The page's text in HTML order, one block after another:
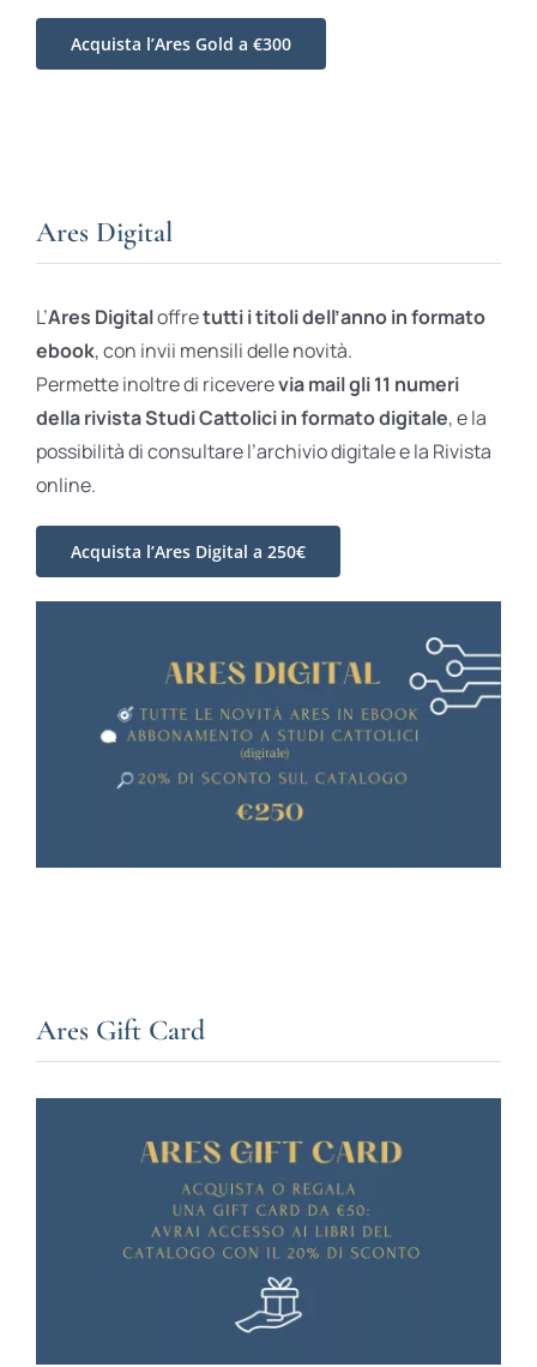
Acquista l’Ares Gold a €300
Ares Digital
L’Ares Digitaloffretutti i titoli dell’anno in formato
ebook, con invii mensili delle novità.
Permette inoltre di riceverevia mail gli 11 numeri
della rivista Studi Cattolici in formato digitale, e la
possibilità di consultare l’archivio digitale e la Rivista
online.
Acquista l’Ares Digital a 250€
Ares Gift Card